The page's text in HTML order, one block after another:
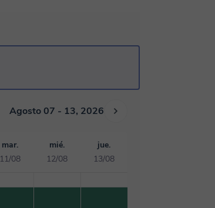
Agosto 07 - 13, 2026
mar.
11/08
mié.
12/08
jue.
13/08